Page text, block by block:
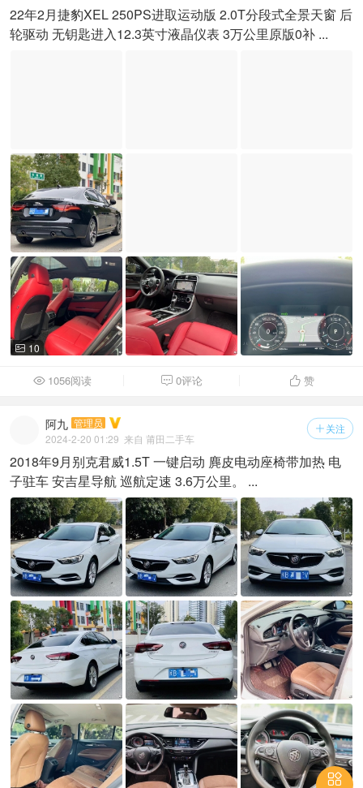
22年2月捷豹XEL 250PS进取运动版 2.0T分段式全景天窗 后
轮驱动 无钥匙进入12.3英寸液晶仪表 3万公里原版0补 ...
 10
 1056阅读  0评论  赞
 关注
阿九 管理员
2024-2-20 01:29 来自 莆田二手车
2018年9月别克君威1.5T 一键启动 麂皮电动座椅带加热 电
子驻车 安吉星导航 巡航定速 3.6万公里。 ...
